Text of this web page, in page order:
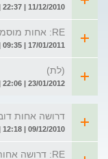
11/12/2010 | 22:37 | מאת: אמאני
RE: אחות מוסמכת מחפשת עבודה
17/01/2011 | 09:35 | מאת: WaINeR TeaM
(לת)
23/01/2012 | 22:06 | מאת: ניסים
דרושה אחות
09/12/2010 | 12:18 | מאת: איילת
RE: דרושה אחות דוברת רוסית